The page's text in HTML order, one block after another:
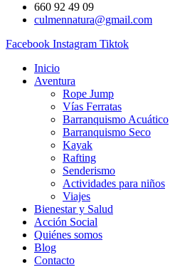
660 92 49 09
culmennatura@gmail.com
Facebook Instagram Tiktok
Inicio
Aventura
Rope Jump
Vías Ferratas
Barranquismo Acuático
Barranquismo Seco
Kayak
Rafting
Senderismo
Actividades para niños
Viajes
Bienestar y Salud
Acción Social
Quiénes somos
Blog
Contacto